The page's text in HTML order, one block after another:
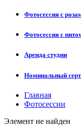
Фотосессия с
Фотосессия с
Аренда студии
Номинальный
Главная
Фотосессии
Элемент не найден